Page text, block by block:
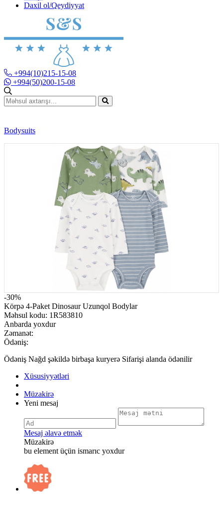
Daxil ol/Qeydiyyat
+994(10)215-15-08
+994(50)200-15-08
Bodysuits
-30%
Körpə 4-Paket Dinosaur Uzunqol Bodylar
Məhsul kodu: 1R583810
Anbarda yoxdur
Zəmanət:
Ödəniş:
Ödəniş Nağd şəkildə birbaşa kuryerə Sifarişi alanda ödənilir
Xüsusiyyətləri
Müzakirə
Yeni mesaj
Mesaj əlavə etmək
Müzakirə
bu element üçün ismarıc yoxdur